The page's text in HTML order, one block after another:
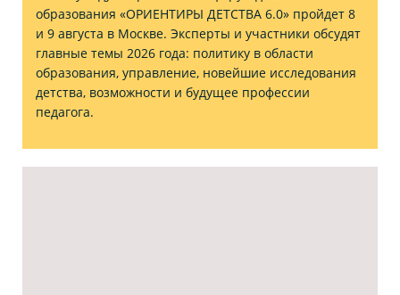
образования «ОРИЕНТИРЫ ДЕТСТВА 6.0» пройдет 8
и 9 августа в Москве. Эксперты и участники обсудят
главные темы 2026 года: политику в области
образования, управление, новейшие исследования
детства, возможности и будущее профессии
педагога.